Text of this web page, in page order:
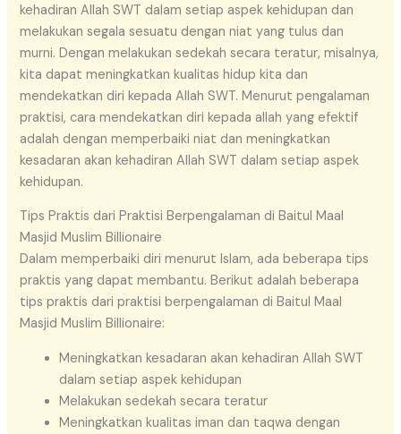
kehadiran Allah SWT dalam setiap aspek kehidupan dan
melakukan segala sesuatu dengan niat yang tulus dan
murni. Dengan melakukan sedekah secara teratur, misalnya,
kita dapat meningkatkan kualitas hidup kita dan
mendekatkan diri kepada Allah SWT. Menurut pengalaman
praktisi, cara mendekatkan diri kepada allah yang efektif
adalah dengan memperbaiki niat dan meningkatkan
kesadaran akan kehadiran Allah SWT dalam setiap aspek
kehidupan.
Tips Praktis dari Praktisi Berpengalaman di Baitul Maal
Masjid Muslim Billionaire
Dalam memperbaiki diri menurut Islam, ada beberapa tips
praktis yang dapat membantu. Berikut adalah beberapa
tips praktis dari praktisi berpengalaman di Baitul Maal
Masjid Muslim Billionaire:
Meningkatkan kesadaran akan kehadiran Allah SWT
dalam setiap aspek kehidupan
Melakukan sedekah secara teratur
Meningkatkan kualitas iman dan taqwa dengan